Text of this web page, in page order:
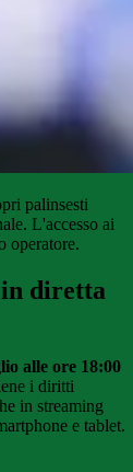
palinsesti
. L'accesso ai
operatore.
diretta
alle ore 18:00
i diritti
in streaming
e tablet.